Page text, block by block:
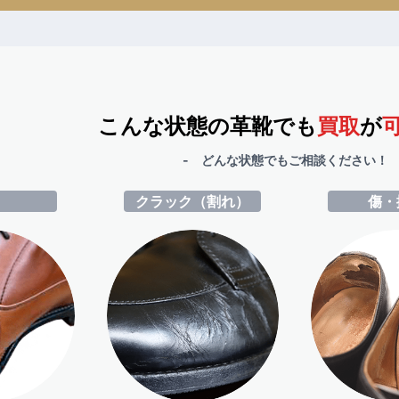
こんな状態の革靴でも買取が
- どんな状態でもご相談ください
クラック（割れ） 傷